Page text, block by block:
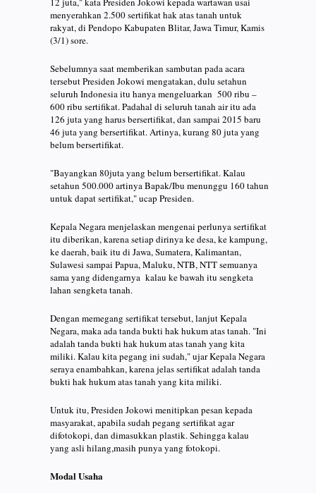
menyerahkan 2.500 sertifikat hak atas tanah untuk
rakyat, di Pendopo Kabupaten Blitar, Jawa Timur, Kamis
(3/1) sore.
Sebelumnya saat memberikan sambutan pada acara
tersebut Presiden Jokowi mengatakan, dulu setahun
seluruh Indonesia itu hanya mengeluarkan 500 ribu –
600 ribu sertifikat. Padahal di seluruh tanah air itu ada
126 juta yang harus bersertifikat, dan sampai 2015 baru
46 juta yang bersertifikat. Artinya, kurang 80 juta yang
belum bersertifikat.
"Bayangkan 80juta yang belum bersertifikat. Kalau
setahun 500.000 artinya Bapak/Ibu menunggu 160 tahun
untuk dapat sertifikat," ucap Presiden.
Kepala Negara menjelaskan mengenai perlunya sertifikat
itu diberikan, karena setiap dirinya ke desa, ke kampung,
ke daerah, baik itu di Jawa, Sumatera, Kalimantan,
Sulawesi sampai Papua, Maluku, NTB, NTT semuanya
sama yang didengarnya kalau ke bawah itu sengketa
lahan sengketa tanah.
Dengan memegang sertifikat tersebut, lanjut Kepala
Negara, maka ada tanda bukti hak hukum atas tanah. "Ini
adalah tanda bukti hak hukum atas tanah yang kita
miliki. Kalau kita pegang ini sudah," ujar Kepala Negara
seraya enambahkan, karena jelas sertifikat adalah tanda
bukti hak hukum atas tanah yang kita miliki.
Untuk itu, Presiden Jokowi menitipkan pesan kepada
masyarakat, apabila sudah pegang sertifikat agar
difotokopi, dan dimasukkan plastik. Sehingga kalau
yang asli hilang,masih punya yang fotokopi.
Modal Usaha